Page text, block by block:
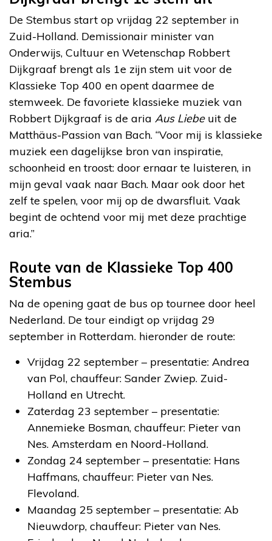
De Stembus start op vrijdag 22 september in
Zuid-Holland. Demissionair minister van
Onderwijs, Cultuur en Wetenschap Robbert
Dijkgraaf brengt als 1e zijn stem uit voor de
Klassieke Top 400 en opent daarmee de
stemweek. De favoriete klassieke muziek van
Robbert Dijkgraaf is de aria Aus Liebeuit de
Matthäus-Passion van Bach. “Voor mij is klassieke
muziek een dagelijkse bron van inspiratie,
schoonheid en troost: door ernaar te luisteren, in
mijn geval vaak naar Bach. Maar ook door het
zelf te spelen, voor mij op de dwarsfluit. Vaak
begint de ochtend voor mij met deze prachtige
aria.”
Route van de Klassieke Top 400
Stembus
Na de opening gaat de bus op tournee door heel
Nederland. De tour eindigt op vrijdag 29
september in Rotterdam. hieronder de route:
Vrijdag 22 september – presentatie: Andrea
van Pol, chauffeur: Sander Zwiep. Zuid-
Holland en Utrecht.
Zaterdag 23 september – presentatie:
Annemieke Bosman, chauffeur: Pieter van
Nes. Amsterdam en Noord-Holland.
Zondag 24 september – presentatie: Hans
Haffmans, chauffeur: Pieter van Nes.
Flevoland.
Maandag 25 september – presentatie: Ab
Nieuwdorp, chauffeur: Pieter van Nes.